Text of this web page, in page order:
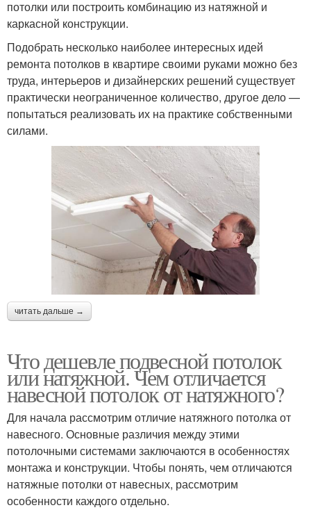
потолки или построить комбинацию из натяжной и
каркасной конструкции.
Подобрать несколько наиболее интересных идей
ремонта потолков в квартире своими руками можно без
труда, интерьеров и дизайнерских решений существует
практически неограниченное количество, другое дело —
попытаться реализовать их на практике собственными
силами.
читать дальше →
Что дешевле подвесной потолок
или натяжной. Чем отличается
навесной потолок от натяжного?
Для начала рассмотрим отличие натяжного потолка от
навесного. Основные различия между этими
потолочными системами заключаются в особенностях
монтажа и конструкции. Чтобы понять, чем отличаются
натяжные потолки от навесных, рассмотрим
особенности каждого отдельно.